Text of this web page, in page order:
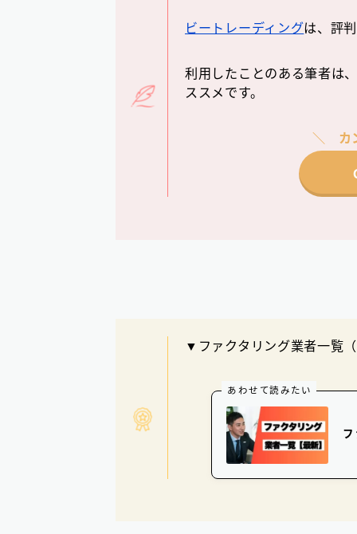
ビートレーディングは、評
利用したことのある筆者は
ススメです。
カ
▼ファクタリング業者一覧
あわせて読みたい
フ